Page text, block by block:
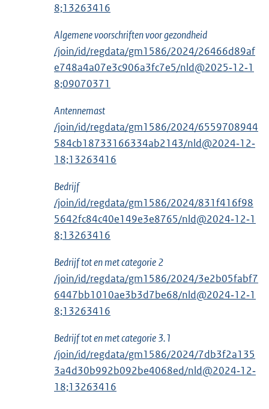
8;13263416
Algemene voorschriften voor gezondheid
/join/id/regdata/gm1586/2024/26466d89af
e748a4a07e3c906a3fc7e5/nld@2025‑12‑1
8;09070371
Antennemast
/join/id/regdata/gm1586/2024/6559708944
584cb18733166334ab2143/nld@2024‑12‑
18;13263416
Bedrijf
/join/id/regdata/gm1586/2024/831f416f98
5642fc84c40e149e3e8765/nld@2024‑12‑1
8;13263416
Bedrijf tot en met categorie 2
/join/id/regdata/gm1586/2024/3e2b05fabf7
6447bb1010ae3b3d7be68/nld@2024‑12‑1
8;13263416
Bedrijf tot en met categorie 3.1
/join/id/regdata/gm1586/2024/7db3f2a135
3a4d30b992b092be4068ed/nld@2024‑12‑
18;13263416